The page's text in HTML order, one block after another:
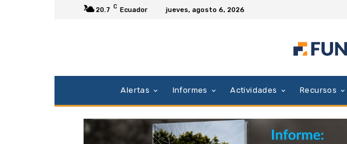
20.7 C Ecuador jueves, agosto 6, 2026
Alertas Informes Actividades Recursos